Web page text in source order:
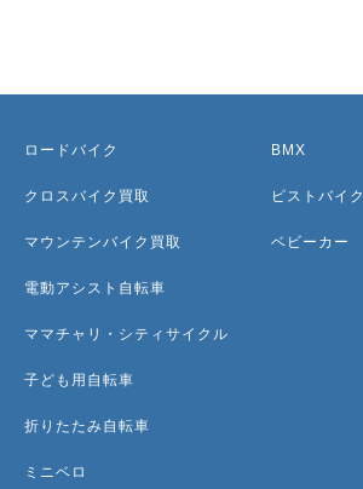
ロードバイク
クロスバイク買取
マウンテンバイク買取
電動アシスト自転車
ママチャリ・シティサイクル
子ども用自転車
折りたたみ自転車
ミニベロ
BMX
ピストバイク
ベビーカー